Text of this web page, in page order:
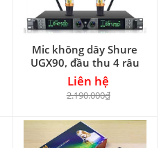
Mic không dây Shure
UGX90, đầu thu 4 râu
Liên hệ
2.190.000₫